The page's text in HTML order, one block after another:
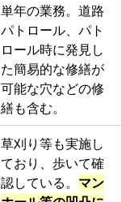
単年の業務。道路
パトロール、パト
ロール時に発見し
た簡易的な修繕が
可能な穴などの修
繕も含む。
草刈り等も実施し
ており、歩いて確
認している。 マン